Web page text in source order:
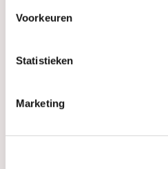
Voorkeuren
Statistieken
Marketing
Levertijd & verzendkosten